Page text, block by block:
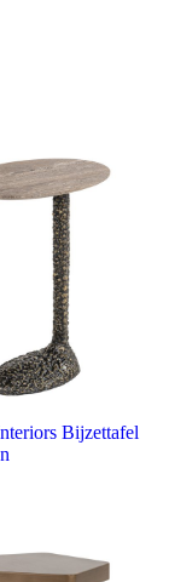
Bijzettafel